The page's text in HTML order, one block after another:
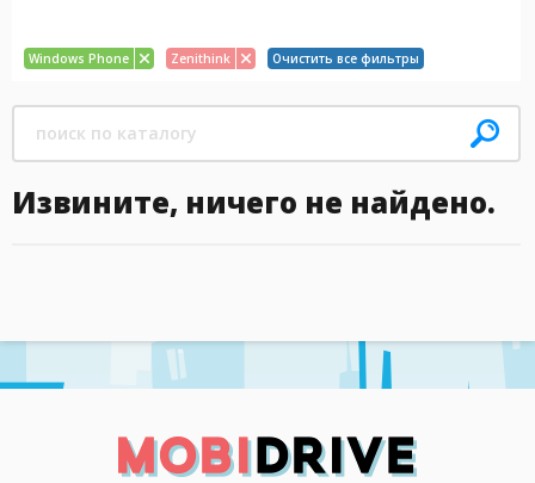
Windows Phone Zenithink Очистить все фильтры
Извините, ничего не найдено.